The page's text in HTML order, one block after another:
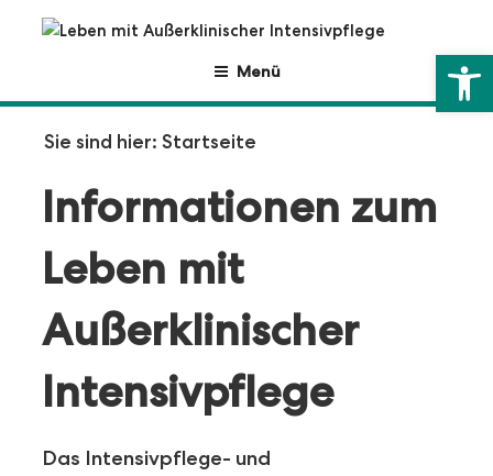
Inhalt
LEBEN MIT
AUSSERKLINISCHER I
NTENSIVPFLEGE
Intensivpflege und GKV-IPReGMenü
Sie sind hier: Startseite
Informationen zum
Leben mit
Außerklinischer
Intensivpflege
Das Intensivpflege- und